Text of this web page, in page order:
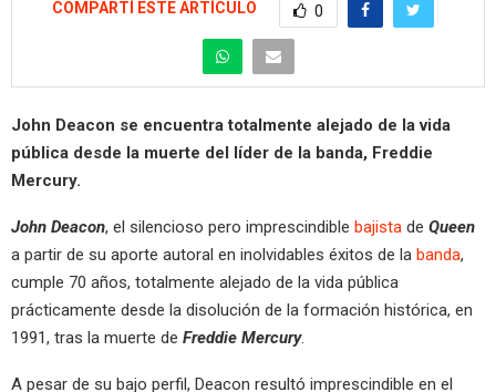
COMPARTÍ ESTE ARTÍCULO 0
John Deacon se encuentra totalmente alejado de la vida
pública desde la muerte del líder de la banda, Freddie
Mercury.
John Deacon, el silencioso pero imprescindible bajista de Queen
a partir de su aporte autoral en inolvidables éxitos de la banda,
cumple 70 años, totalmente alejado de la vida pública
prácticamente desde la disolución de la formación histórica, en
1991, tras la muerte de Freddie Mercury.
A pesar de su bajo perfil, Deacon resultó imprescindible en el